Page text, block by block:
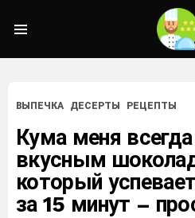
ВЫПЕЧКА ДЕСЕРТЫ РЕЦЕПТЫ
Кума меня
вкусным
который
за 15 минут –